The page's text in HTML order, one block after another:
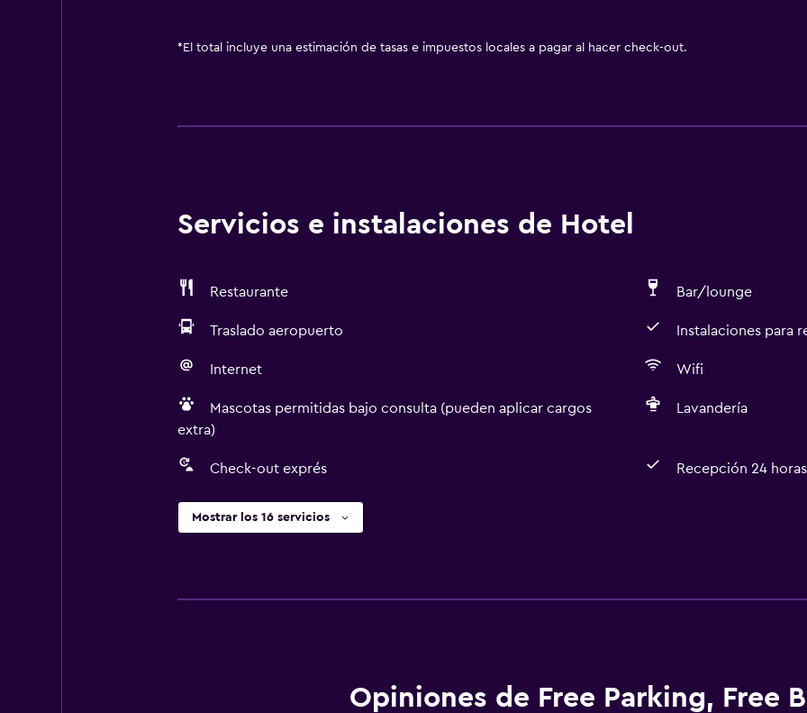
* El total incluye una estimación de tasas e impuestos locales a pagar al hacer check-out.
Servicios e instalaciones de Hotel
Restaurante Bar/lounge
Traslado aeropuerto Instalaciones para
Internet Wifi
Mascotas permitidas bajo consulta (pueden aplicar cargos
extra)
Lavandería
Check-out exprés Recepción 24 horas
Mostrar los 16 servicios
Opiniones de Free Parking, Free